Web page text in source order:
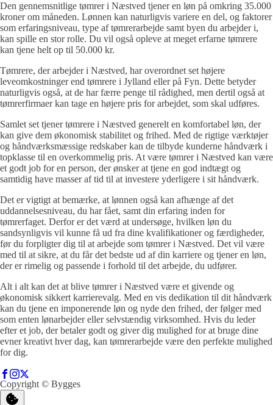
Den gennemsnitlige tømrer i Næstved tjener en løn på omkring 35.000
kroner om måneden. Lønnen kan naturligvis variere en del, og faktorer
som erfaringsniveau, type af tømrerarbejde samt byen du arbejder i,
kan spille en stor rolle. Du vil også opleve at meget erfarne tømrere
kan tjene helt op til 50.000 kr.
Tømrere, der arbejder i Næstved, har overordnet set højere
leveomkostninger end tømrere i Jylland eller på Fyn. Dette betyder
naturligvis også, at de har færre penge til rådighed, men dertil også at
tømrerfirmaer kan tage en højere pris for arbejdet, som skal udføres.
Samlet set tjener tømrere i Næstved generelt en komfortabel løn, der
kan give dem økonomisk stabilitet og frihed. Med de rigtige værktøjer
og håndværksmæssige redskaber kan de tilbyde kunderne håndværk i
topklasse til en overkommelig pris. At være tømrer i Næstved kan være
et godt job for en person, der ønsker at tjene en god indtægt og
samtidig have masser af tid til at investere yderligere i sit håndværk.
Det er vigtigt at bemærke, at lønnen også kan afhænge af det
uddannelsesniveau, du har fået, samt din erfaring inden for
tømrerfaget. Derfor er det værd at undersøge, hvilken løn du
sandsynligvis vil kunne få ud fra dine kvalifikationer og færdigheder,
før du forpligter dig til at arbejde som tømrer i Næstved. Det vil være
med til at sikre, at du får det bedste ud af din karriere og tjener en løn,
der er rimelig og passende i forhold til det arbejde, du udfører.
Alt i alt kan det at blive tømrer i Næstved være et givende og
økonomisk sikkert karrierevalg. Med en vis dedikation til dit håndværk
kan du tjene en imponerende løn og nyde den frihed, der følger med
som enten lønarbejder eller selvstændig virksomhed. Hvis du leder
efter et job, der betaler godt og giver dig mulighed for at bruge dine
evner kreativt hver dag, kan tømrerarbejde være den perfekte mulighed
for dig.
Copyright © Bygges
Find den rigtige tømrer til din opgave
Find den rigtige glarmester til din opgave
Find den rigtige VVS til din opgave
Find den rigtige elektriker til din opgave
Find den rigtige murer til din opgave
Find den rigtige maler til din opgave